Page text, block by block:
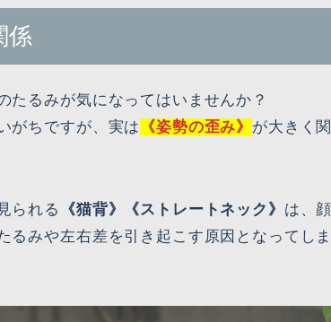
係
たるみが気になってはいませんか？
がちですが、実は 《姿勢の歪み》 が大きく関
られる 《猫背》《ストレートネック》 は、顔
るみや左右差を引き起こす原因となってしま